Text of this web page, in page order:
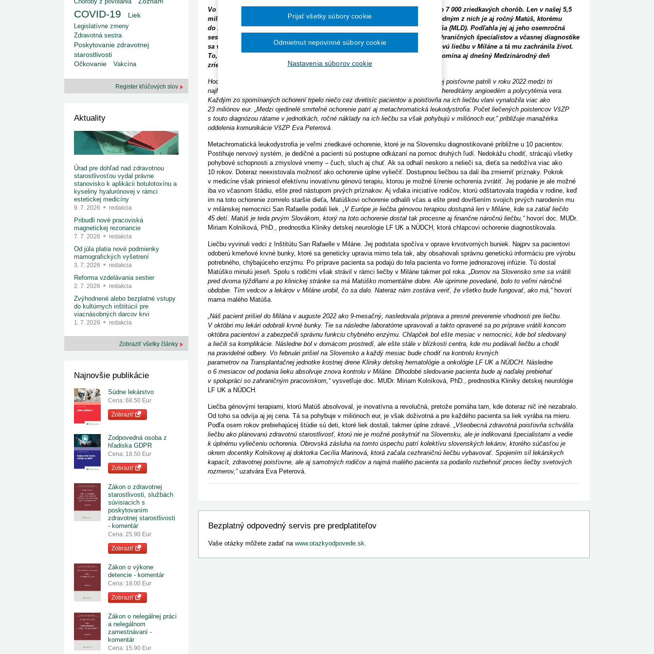
Ministerstvo zdravotníctva zverejnilo aktualizovaný
zoznam kategori...
29. 6. 2026
Rezort zdravotníctva zverejnil zoznam
kategorizovaných špeciálnych ...
29. 6. 2026
Výzva na podporu dostupnosti zdravotnej
22. 6. 2026
redakcia
2015
2012
Ročník 2013
Ročník 2012
Ročník 2010
Ročník 2026
Vo svete žije viac ako 300 miliónov ľudí, ktorí dennodenne bojujú s jednou zo 7 000 zriedkavých chorôb. Len v našej 5,5
miliónovej krajine nimi trpí, podľa štatistík EÚ, približne 275 000 Slovákov. Jedným z nich je aj ročný Matúš, ktorému
do života zasiahla smrteľná choroba s názvom metachromatická leukodystrofia (MLD). Podľahla jej aj jeho osemročná
sestra. Vďaka tímu šikovných lekárov Národného ústavu detských chorôb, zahraničných špecialistov a včasnej diagnostike
sa však malý poistenec VšZP stal prvým Slovákom, ktorý absolvoval prelomovú liečbu v Miláne a tá mu zachránila život.
To, že čas zohráva pri mnohých podobných ochoreniach dôležitú úlohu, pripomína aj dnešný Medzinárodný deň
zriedkavých chorôb.
Hoci vzácnych chorôb existuje na svete tisíce, podľa údajov Všeobecnej zdravotnej poisťovne patrili v roku 2022 medzi tri
najfrekventovanejšie zriedkavé ochorenia u jej poistencov
hereditárny angioedém a polycytémia vera.
Každým zo spomínaných ochorení trpelo niečo cez dvetisíc pacientov a poisťovňa na ich liečbu vlani vynaložila viac ako
23 miliónov eur. „Medzi ojedinelé smrteľné ochorenie patrí aj metachromatická leukodystrofia. Počet liečených poistencov VšZP
s touto diagnózou rátame v jednotkách, ročné náklady na ich liečbu sa však pohybujú v miliónoch eur,“ približuje manažérka
oddelenia komunikácie VšZP Eva Peterová.
Metachromatická leukodystrofia je veľmi zriedkavé ochorenie, ktoré je na Slovensku diagnostikované približne u 10 pacientov.
Postihuje nervový systém, je dedičné a pacienti sú postupne odkázaní na pomoc druhých ľudí. Nedokážu chodiť, strácajú všetky
pohybové schopnosti a zmyslové vnemy – čuch, sluch aj chuť. Ak sa odhalí neskoro a nelieči sa, dieťa sa nedožíva viac ako
10 rokov. Doteraz neexistovala možnosť ako ochorenie úplne vyliečiť. Dostupnou liečbou sa dali iba zmierniť príznaky. Pokrok
v medicíne však priniesol efektívnu inovatívnu génovú terapiu, ktorou je možné šírenie ochorenia zvrátiť. Jej podanie je ale možné
iba vo včasnom štádiu, ešte pred nástupom prvých príznakov. Aj vďaka iniciatíve rodičov, ktorú odštartovala tragédia v rodine, keď
im na toto ochorenie zomrelo staršie dieťa, Matúškovi ochorenie odhalili včas a ešte pred dovŕšením svojich prvých narodenín mu
v milánskej nemocnici San Rafaelle podali liek. „V Európe je liečba génovou terapiou dostupná len v Miláne, kde sa zatiaľ liečilo
45 detí. Matúš je teda prvým Slovákom, ktorý na toto ochorenie dostal tak procesne aj finančne náročnú liečbu,“ hovorí doc. MUDr.
Miriam Kolníková, PhD., prednostka Kliniky detskej neurológie LF UK a NÚDCH, ktorá chlapcovi ochorenie diagnostikovala.
Liečbu vyvinuli vedci z Inštitútu San Rafaelle v Miláne. Jej podstata spočíva v oprave krvotvorných buniek. Najprv sa pacientovi
odoberú kmeňové krvné bunky, ktoré sa geneticky upravia mimo tela tak, aby obsahovali správnu genetickú informáciu pre výrobu
potrebného, chýbajúceho enzýmu. Po príprave pacienta sa podajú do tela pacienta vo forme jednorazovej infúzie. Tú dostal
Matúško minulú jeseň. Spolu s rodičmi však strávil v rámci liečby v Miláne takmer pol roka. „Domov na Slovensko sme sa vrátili
pred dvoma týždňami a po klinickej stránke sa má Matúško momentálne dobre.Ale úprimne povedané, bolo to veľmi náročné
obdobie. Tím vedcov a lekárov v Miláne urobil, čo sa dalo. Nateraz nám zostáva veriť, že všetko bude fungovať, ako má,“ hovorí
mama malého Matúša.
„Náš pacient prišiel do Milána v auguste 2022 ako 9-mesačný, nasledovala príprava a presné preverenie vhodnosti pre liečbu.
V októbri mu lekári odobrali krvné bunky. Tie sa následne laboratórne upravovali a takto opravené sa po príprave vrátili koncom
októbra pacientovi a zabezpečili správnu funkciu chybného enzýmu. Chlapček bol ešte mesiac v nemocnici, kde bol sledovaný
a liečili sa komplikácie. Následne bol v domácom prostredí, ale ešte stále v blízkosti centra, kde mu podávali liečbu a chodil
na pravidelné odbery. Vo februári prišiel na Slovensko a každý mesiac bude chodiť na kontrolu krvných
parametrov na Transplantačnej jednotke kostnej drene Kliniky detskej hematológie a onkológie LF UK a NÚDCH. Následne
o 6 mesiacov od podania lieku absolvuje znova kontrolu v Miláne. Dlhodobé sledovanie pacienta bude aj naďalej prebiehať
v spolupráci so zahraničným pracoviskom,“ vysvetľuje doc. MUDr. Miriam Kolníková, PhD., prednostka Kliniky detskej neurológie
LF UK a NÚDCH.
Liečba génovými terapiami, ktorú Matúš absolvoval, je inovatívna a revolučná, pretože pomáha tam, kde doteraz nič iné nezabralo.
Od toho sa odvíja aj jej cena. Tá sa pohybuje v miliónoch eur, je však doživotná a pre každého pacienta sa liek vyrába na mieru.
Podľa osem rokov prebiehajúcej štúdie sú deti, ktoré liek dostali, takmer úplne zdravé. „Všeobecná zdravotná poisťovňa schválila
liečbu ako plánovanú zdravotnú starostlivosť, ktorú nie je možné poskytnúť na Slovensku, ale je indikovaná špecialistami a vedie
k úplnému vyliečeniu ochorenia. Obrovská zásluha na tomto úspechu patrí kolektívu slovenských lekárov, ktorého súčasťou je
okrem docentky Kolníkovej aj doktorka Cecília Marinová, ktorá začala cezhraničnú liečbu vybavovať. Spojením síl lekárskych
kapacít, zdravotnej poisťovne, ale aj samotných rodičov a najmä malého pacienta sa podarilo rozbehnúť proces liečby svetových
rozmerov,“uzatvára Eva Peterová.
Bezplatný odpovedný servis pre predplatiteľov
Vaše otázky môžete zadať na www.otazkyodpovede.sk.
COVID-19 Liek
Legislatívne zmeny
Zdravotná sestra
Poskytovanie zdravotnej
starostlivosti
Očkovanie Vakcína
Register kľúčových slov
Aktuality
Úrad pre dohľad nad zdravotnou
starostlivosťou vydal právne
stanovisko k aplikácii botulotoxínu a
kyseliny hyalurónovej v rámci
estetickej medicíny
9. 7. 2026 redakcia
Pribudli nové pracoviská
magnetickej rezonancie
7. 7. 2026 redakcia
Od júla platia nové podmienky
mamografických vyšetrení
3. 7. 2026 redakcia
Reforma vzdelávania sestier
2. 7. 2026 redakcia
Zvýhodnené alebo bezplatné vstupy
do kultúrnych inštitúcií pre
viacnásobných darcov krvi
1. 7. 2026 redakcia
Zobraziť všetky články
Najnovšie publikácie
Súdne lekárstvo
Cena: 68.50 Eur
Zobraziť
Zodpovedná osoba z
hľadiska GDPR
Cena: 18.50 Eur
Zobraziť
Zákon o zdravotnej
starostlivosti, službách
súvisiacich s
poskytovaním
zdravotnej starostlivosti
- komentár
Cena: 25.90 Eur
Zobraziť
Zákon o výkone
detencie - komentár
Cena: 18.00 Eur
Zobraziť
Zákon o nelegálnej práci
a nelegálnom
zamestnávaní -
komentár
Cena: 15.90 Eur
Nastavenia súborov cookie
Odmietnut nepovinné súbory cookie
Prijať všetky súbory cookie